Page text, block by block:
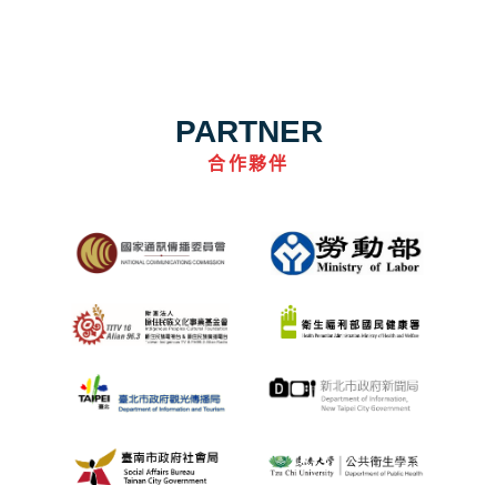
PARTNER
合作夥伴